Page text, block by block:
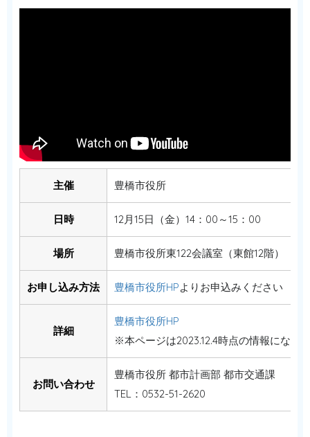
主催 豊橋市役所
日時 12月15日（金）14：00～15：00
場所 豊橋市役所東122会議室（東館12階）
お申し込み方法 豊橋市役所HPよりお申込みください
詳細
豊橋市役所HP
※本ページは2023.12.4時点の情報になり
お問い合わせ
豊橋市役所 都市計画部 都市交通課
TEL：0532-51-2620